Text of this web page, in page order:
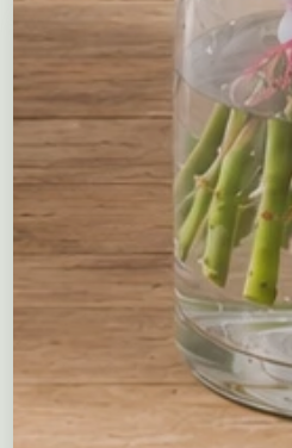
Kompozycje
Bukiety okolicznościowe
Róże
Kreatory bukietów
Flower boxy – kwiaty w
Maskotki
Kosze kwiatowe
Balony
Tulipany
Kosze upominkowe
Wianki na wieczory
Wieńce i wiązanki pogrzebowe